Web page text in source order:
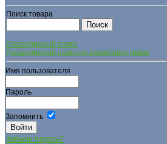
Поиск товара
Расширенный поиск
Расширенный поиск по характеристикам
Имя пользователя
Пароль
Запомнить
Забыли пароль?